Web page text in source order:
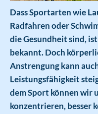
Dass Sportarten wie
Radfahren oder
die Gesundheit sind,
bekannt. Doch
Anstrengung kann
Leistungsfähigkeit
dem Sport können wir
konzentrieren, besser